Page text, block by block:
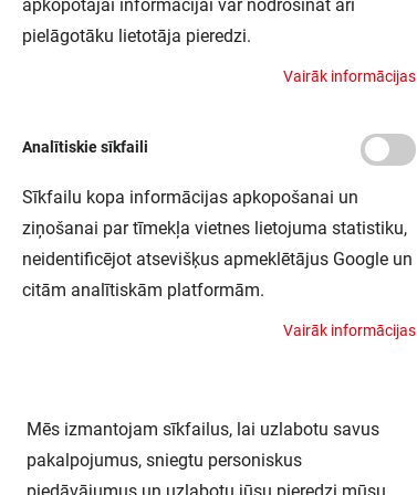
Inform
apkopotajai informācijai var nodrošināt arī
pielāgotāku lietotāja pieredzi.
Vairāk informācijas
Analītiskie sīkfaili
Sīkfailu kopa informācijas apkopošanai un
ziņošanai par tīmekļa vietnes lietojuma statistiku,
neidentificējot atsevišķus apmeklētājus Google un
citām analītiskām platformām.
Vairāk informācijas
Mēs izmantojam sīkfailus, lai uzlabotu savus
pakalpojumus, sniegtu personiskus